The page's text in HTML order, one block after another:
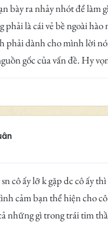
bày ra nhảy nhót để
là cái vẻ bề ngoài
phải dành cho mình lời
gốc của vấn đề. Hy
cô ấy lỡ k gặp dc cô ấy
cảm bạn thể hiện cho
những gì trong trái tim